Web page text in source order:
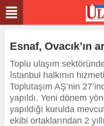
Esnaf, Ovacık’ın
Toplu ulaşım
İstanbul halkının
Toplutaşım AŞ’nin
yapıldı. Yeni dönem
yapıldığı kurulda
ekibi ortaklarından 2